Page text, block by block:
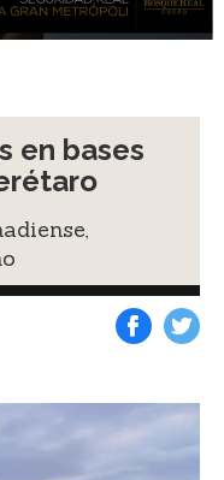
en bases